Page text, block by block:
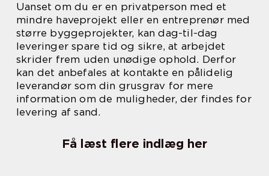
Uanset om du er en privatperson med et
mindre haveprojekt eller en entreprenør med
større byggeprojekter, kan dag-til-dag
leveringer spare tid og sikre, at arbejdet
skrider frem uden unødige ophold. Derfor
kan det anbefales at kontakte en pålidelig
leverandør som din grusgrav for mere
information om de muligheder, der findes for
levering af sand.
Få læst flere indlæg her